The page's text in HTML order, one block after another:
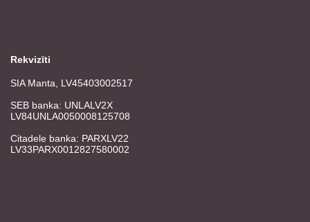
Rekvizīti
SIA Manta, LV45403002517
SEB banka: UNLALV2X
LV84UNLA0050008125708
Citadele banka: PARXLV22
LV33PARX0012827580002